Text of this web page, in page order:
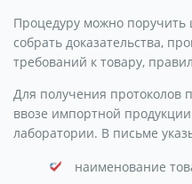
Процедуру можно поручить
собрать доказательства,
требований к товару,
Для получения протоколов
ввозе импортной
лаборатории. В письме
наименование